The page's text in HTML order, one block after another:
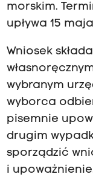
morskim.
upływa 15
Wniosek
wybranym
wyborca
pisemnie
drugim
sporządzić
i